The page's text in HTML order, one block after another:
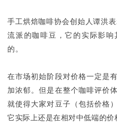
手工烘焙咖啡协会创始人谭洪
流派的咖啡豆，它的实际影
的。
在市场初始阶段对价格一定是
加浓郁。但是在整个咖啡评价
就使得大家对豆子（包括价格
它实际上还是在相对中低端的价